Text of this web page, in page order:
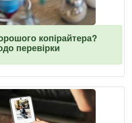
копірайтера?
перевірки